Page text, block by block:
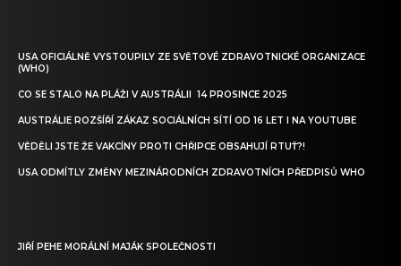
USA OFICIÁLNĚ VYSTOUPILY ZE SVĚTOVÉ ZDRAVOTNICKÉ ORGANIZACE
(WHO)
CO SE STALO NA PLÁŽI V AUSTRÁLII 14 PROSINCE 2025
AUSTRÁLIE ROZŠÍŘÍ ZÁKAZ SOCIÁLNÍCH SÍTÍ OD 16 LET I NA YOUTUBE
VĚDĚLI JSTE ŽE VAKCÍNY PROTI CHŘIPCE OBSAHUJÍ RTUŤ?!
USA ODMÍTLY ZMĚNY MEZINÁRODNÍCH ZDRAVOTNÍCH PŘEDPISŮ WHO
JIŘÍ PEHE MORÁLNÍ MAJÁK SPOLEČNOSTI